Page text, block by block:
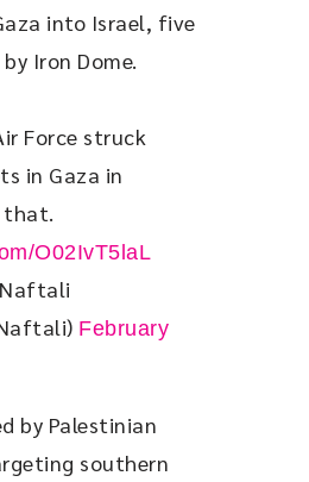
into Israel, five
Iron Dome.
Force struck
in Gaza in
that.
O02IvT5laL
February
by Palestinian
southern